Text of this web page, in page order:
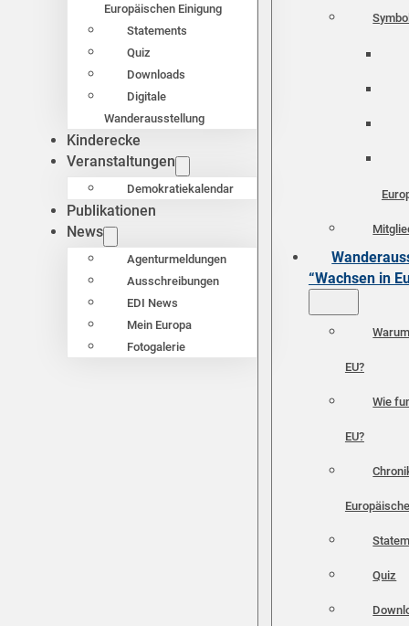
Europäischen Einigung
Statements
Quiz
Downloads
Digitale
Wanderausstellung
Kinderecke
Veranstaltungen
Demokratiekalendar
Publikationen
News
Agenturmeldungen
Ausschreibungen
EDI News
Mein Europa
Fotogalerie
“Wachsen in
EU?
Wie
EU?
Quiz